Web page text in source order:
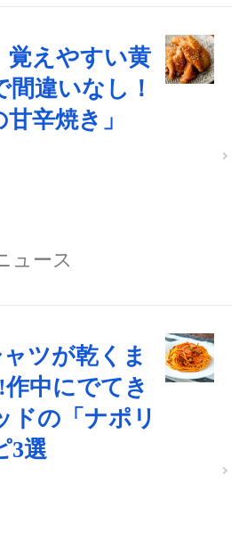
覚えやすい黄
違いなし！
甘辛焼き」
ュース
ツが乾くま
中にでてき
ドの「ナポリ
3選